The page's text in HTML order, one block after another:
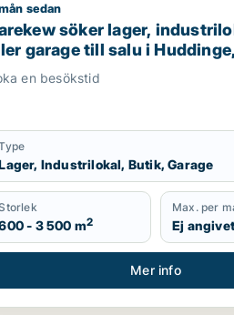
i Upplands Väsby,
söker lager,
sedan
söker lager,
garage till salu i
Nacka m.fl.
en besökstid
Industrilokal, Butik, Garage
- 3 500 m2
Max. per
Ej angivet
Mer info